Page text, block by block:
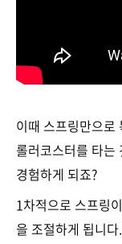
이때 스프링만으로
롤러코스터를 타는
경험하게 되죠?
1차적으로 스프링
을 조절하게 됩니다.